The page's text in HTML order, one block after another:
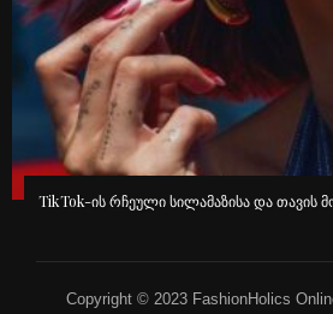
გავრცელებული ინფორმაციით,
პრადას” მეორე ნაწილი გამოვა
Copyright © 2023 FashionHolics